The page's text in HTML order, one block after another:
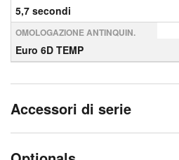
5,7 secondi
OMOLOGAZIONE ANTINQUIN.
Euro 6D TEMP
Accessori di serie